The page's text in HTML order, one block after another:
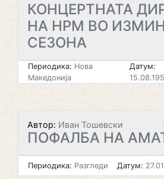
КОНЦЕРТНАТА
HA НРМ ВО
СЕЗОНА
Периодика: Нова
Македонија
Датум:
Автор: Иван Тошевски
ПОФАЛБА НА
Периодика: Разгледи Датум: